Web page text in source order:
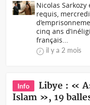
Nicolas
requis,
cinq ans
français...
il y a 2 mois
Info
Libye : «
Islam », 19